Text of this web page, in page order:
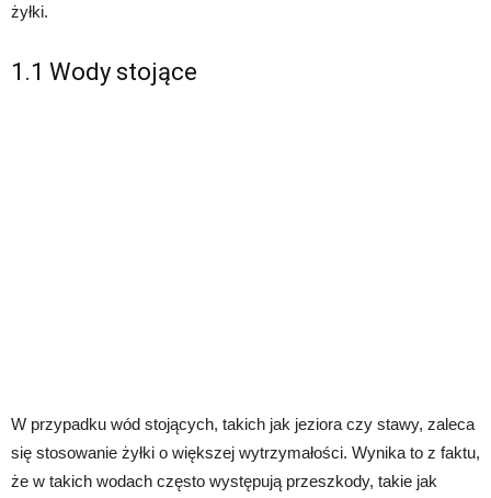
żyłki.
1.1 Wody stojące
W przypadku wód stojących, takich jak jeziora czy stawy, zaleca
się stosowanie żyłki o większej wytrzymałości. Wynika to z faktu,
że w takich wodach często występują przeszkody, takie jak